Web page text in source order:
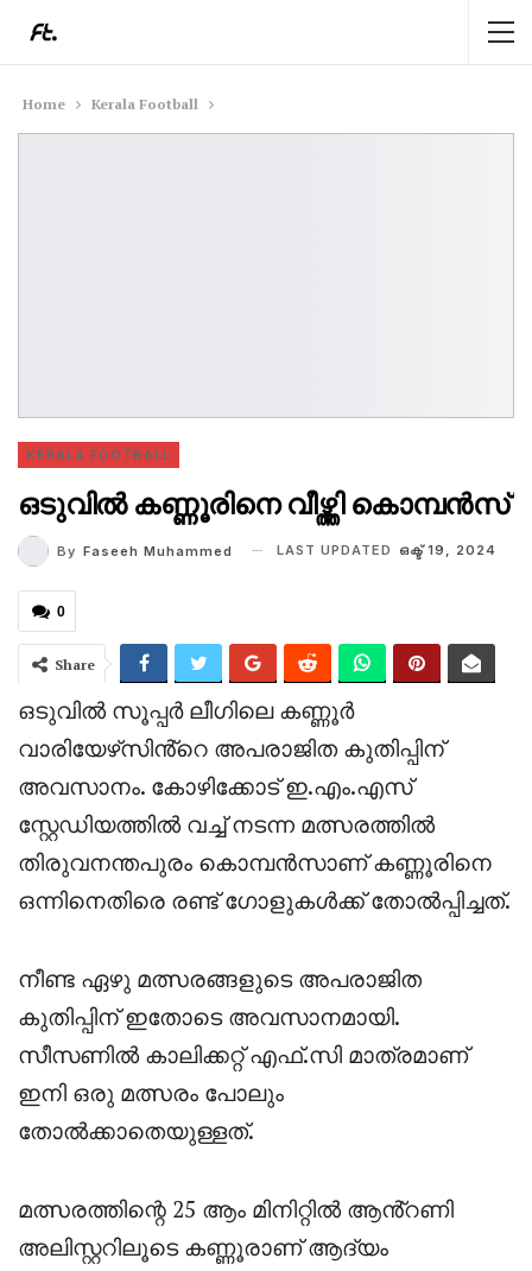
Home Kerala Football
KERALA FOOTBALL
ഒടുവിൽ കണ്ണൂരിനെ വീഴ്ത്തി കൊമ്പൻസ്
By Faseeh Muhammed LAST UPDATED ഒക്ട് 19, 2024
0
Share
ഒടുവിൽ സൂപ്പർ ലീഗിലെ കണ്ണൂർ
വാരിയേഴ്‌സിൻ്റെ അപരാജിത കുതിപ്പിന്
അവസാനം. കോഴിക്കോട് ഇ.എം.എസ്
സ്റ്റേഡിയത്തിൽ വച്ച് നടന്ന മത്സരത്തിൽ
തിരുവനന്തപുരം കൊമ്പൻസാണ് കണ്ണൂരിനെ
ഒന്നിനെതിരെ രണ്ട് ഗോളുകൾക്ക് തോൽപ്പിച്ചത്.
നീണ്ട ഏഴു മത്സരങ്ങളുടെ അപരാജിത
കുതിപ്പിന് ഇതോടെ അവസാനമായി.
സീസണിൽ കാലിക്കറ്റ് എഫ്.സി മാത്രമാണ്
ഇനി ഒരു മത്സരം പോലും
തോൽക്കാതെയുള്ളത്.
മത്സരത്തിന്റെ 25 ആം മിനിറ്റിൽ ആൻ്റണി
അലിസ്റ്ററിലൂടെ കണ്ണൂരാണ് ആദ്യം